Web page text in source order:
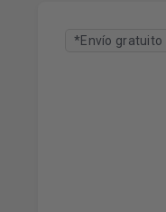
*Envío gratuito